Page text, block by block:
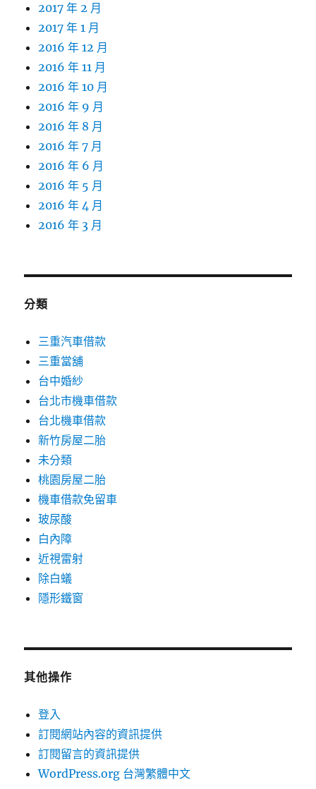
2017 年 2 月
2017 年 1 月
2016 年 12 月
2016 年 11 月
2016 年 10 月
2016 年 9 月
2016 年 8 月
2016 年 7 月
2016 年 6 月
2016 年 5 月
2016 年 4 月
2016 年 3 月
分類
三重汽車借款
三重當舖
台中婚紗
台北市機車借款
台北機車借款
新竹房屋二胎
未分類
桃園房屋二胎
機車借款免留車
玻尿酸
白內障
近視雷射
除白蟻
隱形鐵窗
其他操作
登入
訂閱網站內容的資訊提供
訂閱留言的資訊提供
WordPress.org 台灣繁體中文